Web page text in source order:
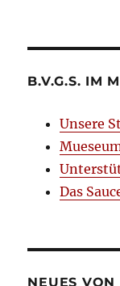
B.V.G.S. IM
Unsere
Das
NEUES VON